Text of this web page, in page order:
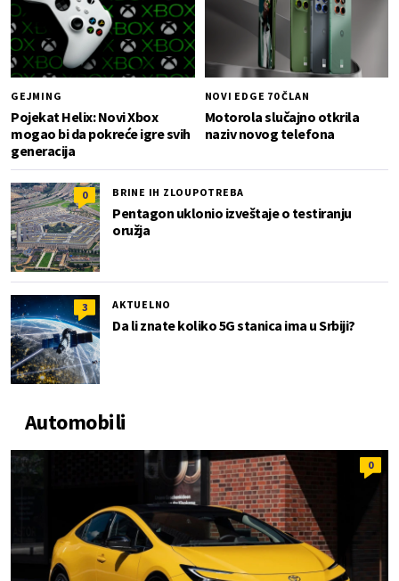
GEJMING
Pojekat Helix: Novi Xbox
mogao bi da pokreće igre svih
generacija
NOVI EDGE 70 ČLAN
Motorola slučajno otkrila
naziv novog telefona
0 BRINE IH ZLOUPOTREBA
Pentagon uklonio izveštaje o testiranju
oružja
3 AKTUELNO
Da li znate koliko 5G stanica ima u Srbiji?
Automobili
0